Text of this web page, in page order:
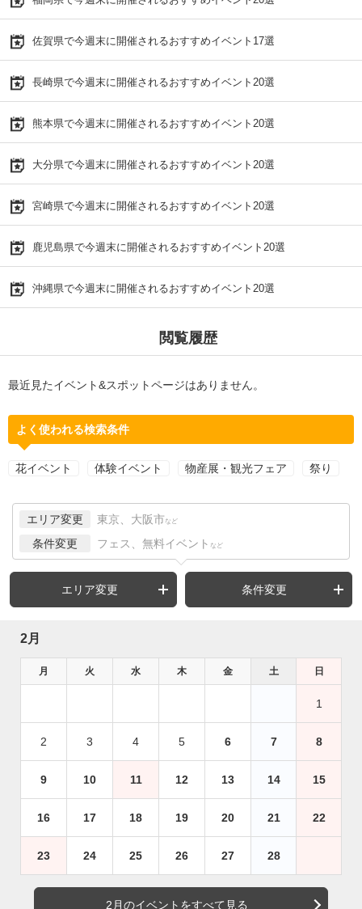
佐賀県で今週末に開催されるおすすめイベント17選
長崎県で今週末に開催されるおすすめイベント20選
熊本県で今週末に開催されるおすすめイベント20選
大分県で今週末に開催されるおすすめイベント20選
宮崎県で今週末に開催されるおすすめイベント20選
鹿児島県で今週末に開催されるおすすめイベント20選
沖縄県で今週末に開催されるおすすめイベント20選
閲覧履歴
最近見たイベント&スポットページはありません。
よく使われる検索条件
花イベント 体験イベント 物産展・観光フェア 祭り
エリア変更 東京、大阪市 など
条件変更 フェス、無料イベント など
エリア変更 条件変更
2月
月 火 水 木 金 土 日
1
2 3 4 5 6 7 8
9 10 11 12 13 14 15
16 17 18 19 20 21 22
23 24 25 26 27 28
2月のイベントをすべて見る